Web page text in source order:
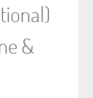
&